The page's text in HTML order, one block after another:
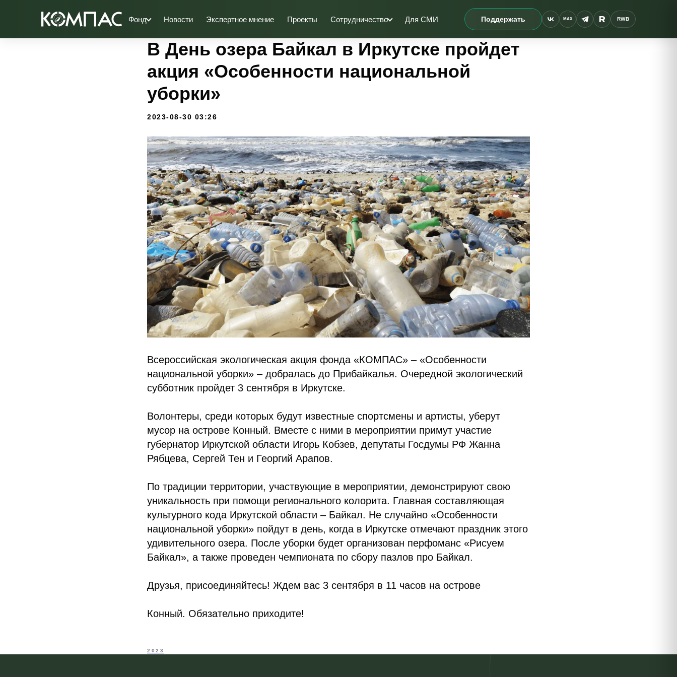
Фонд Новости Экспертное мнение Проекты Сотрудничество Для СМИ Поддержать MAX RWB
В День озера Байкал в Иркутске пройдет
акция «Особенности национальной
уборки»
2023-08-30 03:26
Всероссийская экологическая акция фонда «КОМПАС» – «Особенности
национальной уборки» – добралась до Прибайкалья. Очередной экологический
субботник пройдет 3 сентября в Иркутске.
Волонтеры, среди которых будут известные спортсмены и артисты, уберут
мусор на острове Конный. Вместе с ними в мероприятии примут участие
губернатор Иркутской области Игорь Кобзев, депутаты Госдумы РФ Жанна
Рябцева, Сергей Тен и Георгий Арапов.
По традиции территории, участвующие в мероприятии, демонстрируют свою
уникальность при помощи регионального колорита. Главная составляющая
культурного кода Иркутской области – Байкал. Не случайно «Особенности
национальной уборки» пойдут в день, когда в Иркутске отмечают праздник этого
удивительного озера. После уборки будет организован перфоманс «Рисуем
Байкал», а также проведен чемпионата по сбору пазлов про Байкал.
Друзья, присоединяйтесь! Ждем вас 3 сентября в 11 часов на острове
Конный. Обязательно приходите!
2023